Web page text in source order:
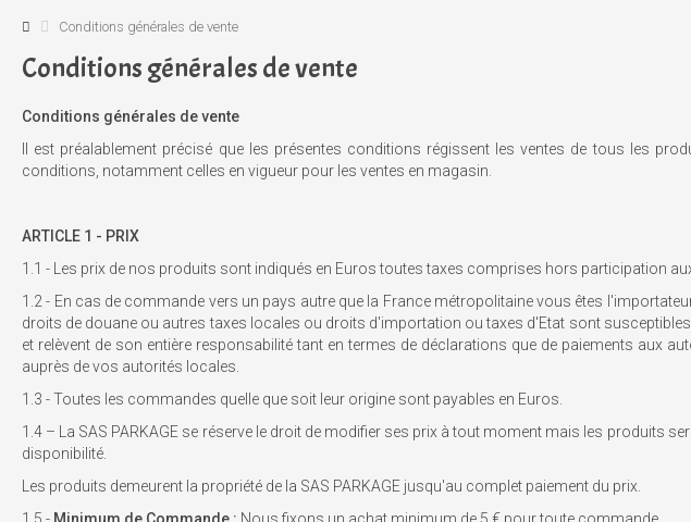
Conditions générales de vente
Conditions générales de vente
Conditions générales de vente
Il est préalablement précisé que les présentes conditions régissent les ventes de tous les
conditions, notamment celles en vigueur pour les ventes en magasin.
ARTICLE 1 - PRIX
1.1 - Les prix de nos produits sont indiqués en Euros toutes taxes comprises hors participation
1.2 - En cas de commande vers un pays autre que la France métropolitaine vous êtes
droits de douane ou autres taxes locales ou droits d'importation ou taxes d'Etat sont
et relèvent de son entière responsabilité tant en termes de déclarations que de paiements
auprès de vos autorités locales.
1.3 - Toutes les commandes quelle que soit leur origine sont payables en Euros.
1.4 – La SAS PARKAGE se réserve le droit de modifier ses prix à tout moment mais les
disponibilité.
Les produits demeurent la propriété de la SAS PARKAGE jusqu'au complet paiement du prix.